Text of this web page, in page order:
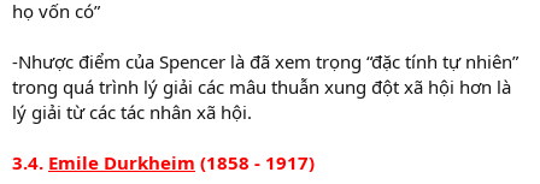
họ vốn có”
-Nhược điểm của Spencer là đã xem trọng “đặc tính tự nhiên”
trong quá trình lý giải các mâu thuẫn xung đột xã hội hơn là
lý giải từ các tác nhân xã hội.
3.4. Emile Durkheim (1858 - 1917)